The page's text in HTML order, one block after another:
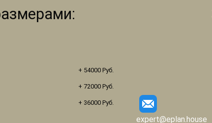
+ 54000 Руб.
+ 72000 Руб.
+ 36000 Руб.
expert@eplan.house